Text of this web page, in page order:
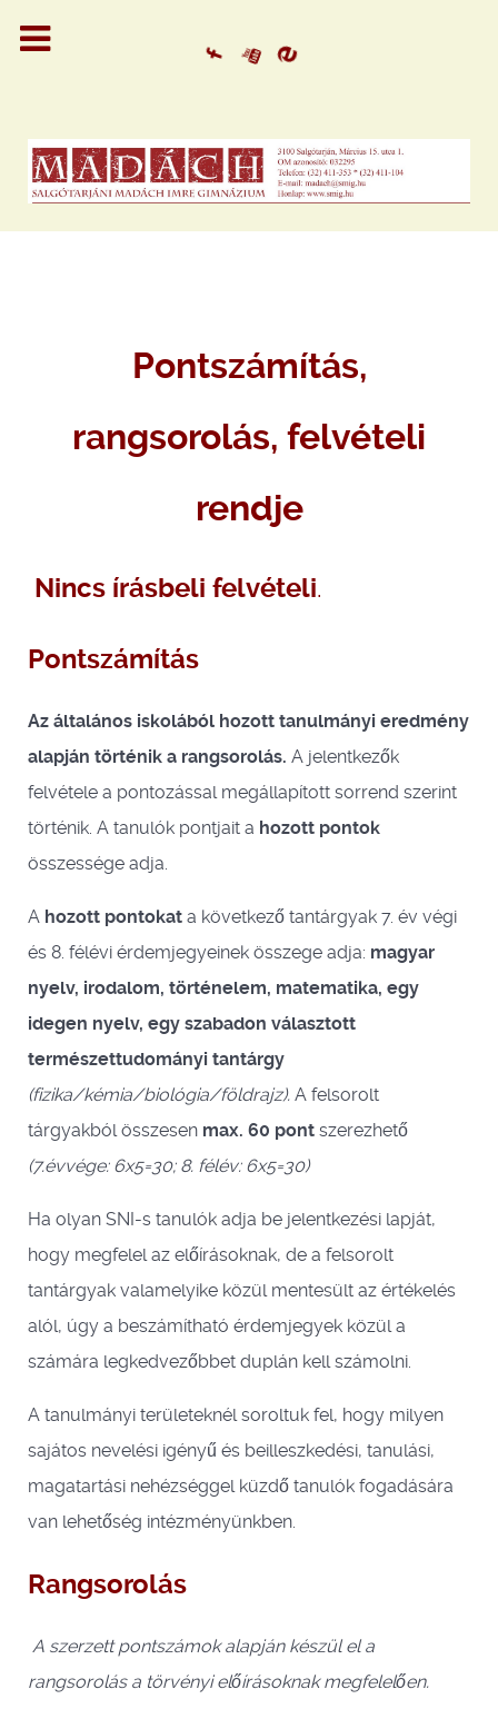
Pontszámítás,
rangsorolás, felvételi
rendje
Nincs írásbeli felvételi.
Pontszámítás
Az általános iskolából hozott tanulmányi eredmény
alapján történik a rangsorolás. A jelentkezők
felvétele a pontozással megállapított sorrend szerint
történik. A tanulók pontjait a hozott pontok
összessége adja.
A hozott pontokat a következő tantárgyak 7. év végi
és 8. félévi érdemjegyeinek összege adja: magyar
nyelv, irodalom, történelem, matematika, egy
idegen nyelv, egy szabadon választott
természettudományi tantárgy
(fizika/kémia/biológia/földrajz). A felsorolt
tárgyakból összesen max. 60 pont szerezhető
(7.évvége: 6x5=30; 8. félév: 6x5=30)
Ha olyan SNI-s tanulók adja be jelentkezési lapját,
hogy megfelel az előírásoknak, de a felsorolt
tantárgyak valamelyike közül mentesült az értékelés
alól, úgy a beszámítható érdemjegyek közül a
számára legkedvezőbbet duplán kell számolni.
A tanulmányi területeknél soroltuk fel, hogy milyen
sajátos nevelési igényű és beilleszkedési, tanulási,
magatartási nehézséggel küzdő tanulók fogadására
van lehetőség intézményünkben.
Rangsorolás
A szerzett pontszámok alapján készül el a
rangsorolás a törvényi előírásoknak megfelelően.